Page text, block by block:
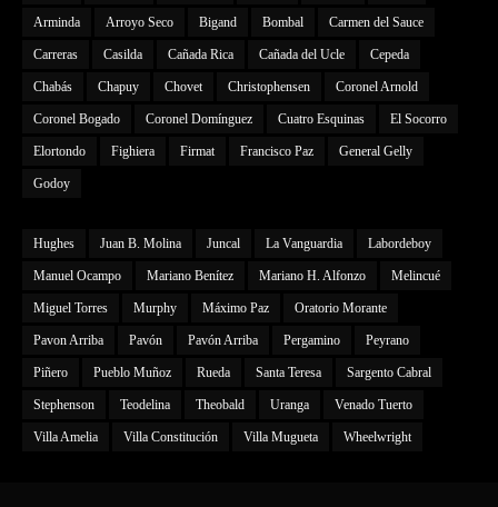
Arminda Arroyo Seco Bigand Bombal Carmen del Sauce
Carreras Casilda Cañada Rica Cañada del Ucle Cepeda
Chabás Chapuy Chovet Christophensen Coronel Arnold
Coronel Bogado Coronel Domínguez Cuatro Esquinas El Socorro
Elortondo Fighiera Firmat Francisco Paz General Gelly
Godoy
Hughes Juan B. Molina Juncal La Vanguardia Labordeboy
Manuel Ocampo Mariano Benítez Mariano H. Alfonzo Melincué
Miguel Torres Murphy Máximo Paz Oratorio Morante
Pavon Arriba Pavón Pavón Arriba Pergamino Peyrano
Piñero Pueblo Muñoz Rueda Santa Teresa Sargento Cabral
Stephenson Teodelina Theobald Uranga Venado Tuerto
Villa Amelia Villa Constitución Villa Mugueta Wheelwright